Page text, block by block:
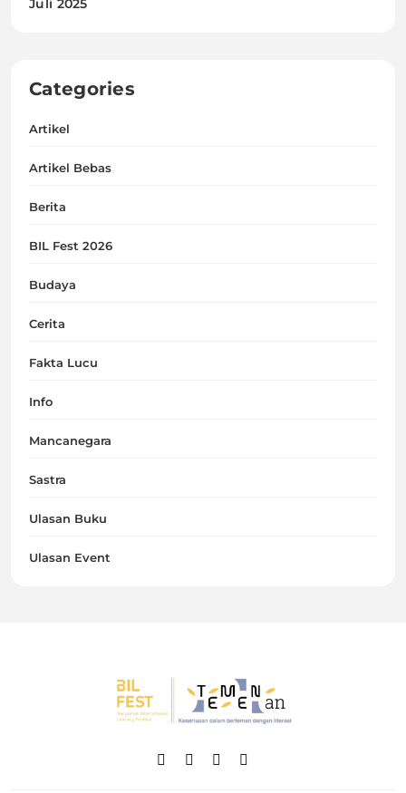
Juli 2025
Categories
Artikel
Artikel Bebas
Berita
BIL Fest 2026
Budaya
Cerita
Fakta Lucu
Info
Mancanegara
Sastra
Ulasan Buku
Ulasan Event
Temenan BIL Fest